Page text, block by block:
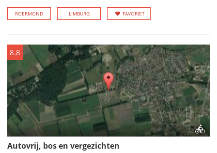
ROERMOND LIMBURG FAVORIET
8.8
Autovrij, bos en vergezichten